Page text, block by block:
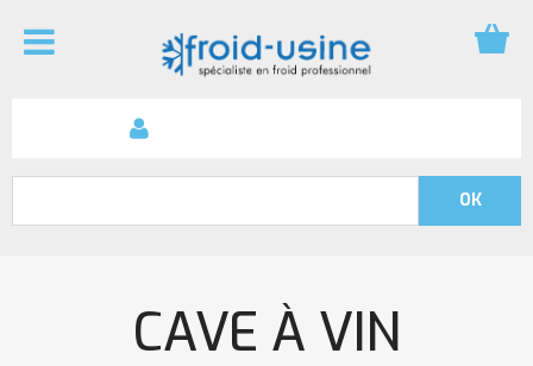
CAVE À VIN